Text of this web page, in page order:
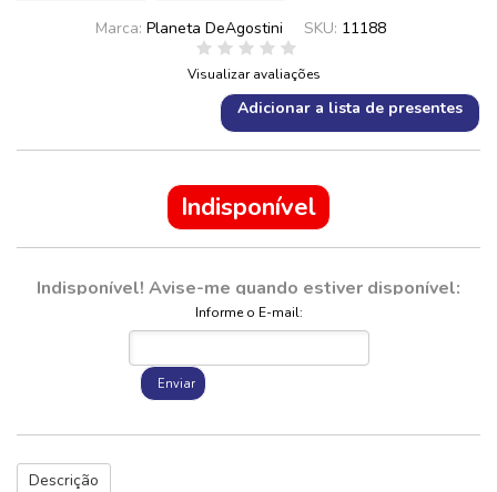
Marca: Planeta DeAgostini SKU: 11188
Visualizar avaliações
Adicionar a lista de presentes
Indisponível
Indisponível! Avise-me quando estiver disponível:
Informe o E-mail:
Enviar
Descrição